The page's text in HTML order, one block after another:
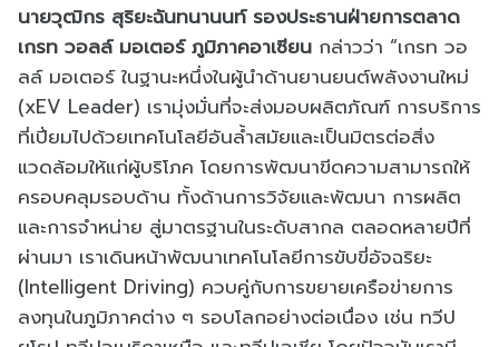
นายวุฒิกร สุริยะฉันทนานนท์ รองประธานฝ่ายการตลาด
เกรท วอลล์ มอเตอร์ ภูมิภาคอาเซียน กล่าวว่า “เกรท วอ
ลล์ มอเตอร์ ในฐานะหนึ่งในผู้นำด้านยานยนต์พลังงานใหม่
(xEV Leader) เรามุ่งมั่นที่จะส่งมอบผลิตภัณฑ์ การบริการ
ที่เปี่ยมไปด้วยเทคโนโลยีอันล้ำสมัยและเป็นมิตรต่อสิ่ง
แวดล้อมให้แก่ผู้บริโภค โดยการพัฒนาขีดความสามารถให้
ครอบคลุมรอบด้าน ทั้งด้านการวิจัยและพัฒนา การผลิต
และการจำหน่าย สู่มาตรฐานในระดับสากล ตลอดหลายปีที่
ผ่านมา เราเดินหน้าพัฒนาเทคโนโลยีการขับขี่อัจฉริยะ
(Intelligent Driving) ควบคู่กับการขยายเครือข่ายการ
ลงทุนในภูมิภาคต่าง ๆ รอบโลกอย่างต่อเนื่อง เช่น ทวีป